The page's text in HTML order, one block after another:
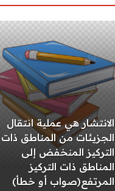
الانتشار هي عملية انتقال
الجزيئات من المناطق ذات
التركيز المنخفض إلى
المناطق ذات التركيز
المرتفع(صواب أو خطأ)